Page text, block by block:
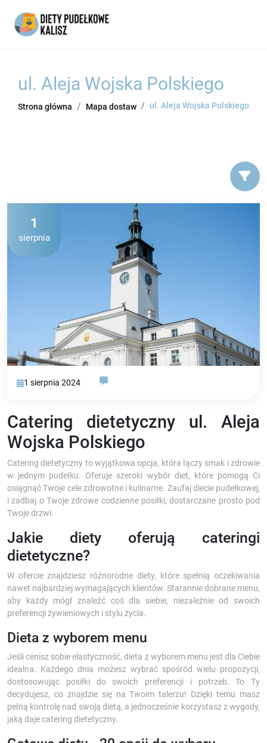
ul. Aleja Wojska Polskiego
Strona główna Mapa dostaw ul. Aleja Wojska Polskiego
1 sierpnia 2024
1
sierpnia
Catering dietetyczny ul. Aleja
Wojska Polskiego
Catering dietetyczny to wyjątkowa opcja, która łączy smak i zdrowie
w jednym pudełku. Oferuje szeroki wybór diet, które pomogą Ci
osiągnąć Twoje cele zdrowotne i kulinarne. Zaufaj diecie pudełkowej,
i zadbaj o Twoje zdrowe codzienne posiłki, dostarczane prosto pod
Twoje drzwi.
Jakie diety oferują cateringi
dietetyczne?
W ofercie znajdziesz różnorodne diety, które spełnią oczekiwania
nawet najbardziej wymagających klientów. Starannie dobrane menu,
aby każdy mógł znaleźć coś dla siebie, niezależnie od swoich
preferencji żywieniowych i stylu życia.
Dieta z wyborem menu
Jeśli cenisz sobie elastyczność, dieta z wyborem menu jest dla Ciebie
idealna. Każdego dnia możesz wybrać spośród wielu propozycji,
dostosowując posiłki do swoich preferencji i potrzeb. To Ty
decydujesz, co znajdzie się na Twoim talerzu! Dzięki temu masz
pełną kontrolę nad swoją dietą, a jednocześnie korzystasz z wygody,
jaką daje catering dietetyczny.